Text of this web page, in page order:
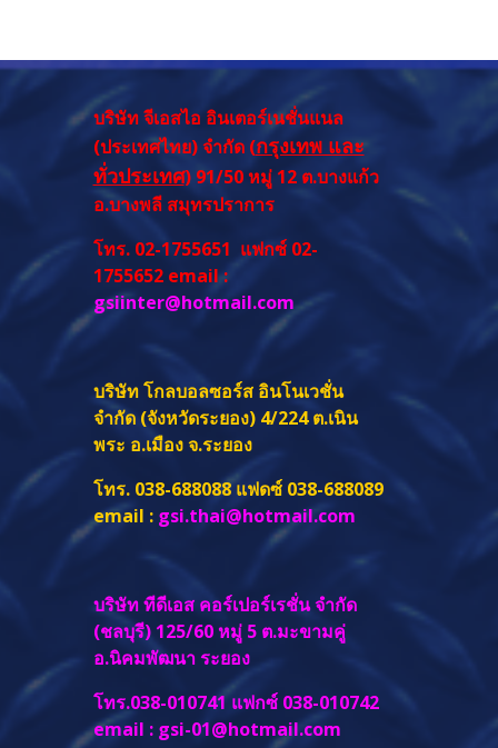
บริษัท จีเอสไอ อินเตอร์เนชั่นแนล
(ประเทศไทย) จำกัด (กรุงเทพ และ
ทั่วประเทศ) 91/50 หมู่ 12 ต.บางแก้ว
อ.บางพลี สมุทรปราการ
โทร. 02-1755651 แฟกซ์ 02-
1755652 email :
gsiinter@hotmail.com
บริษัท โกลบอลซอร์ส อินโนเวชั่น
จำกัด (จังหวัดระยอง) 4/224 ต.เนิน
พระ อ.เมือง จ.ระยอง
โทร. 038-688088 แฟดซ์ 038-688089
email : gsi.thai@hotmail.com
บริษัท ทีดีเอส คอร์เปอร์เรชั่น จำกัด
(ชลบุรี) 125/60 หมู่ 5 ต.มะขามคู่
อ.นิคมพัฒนา ระยอง
โทร.038-010741 แฟกซ์ 038-010742
email : gsi-01@hotmail.com